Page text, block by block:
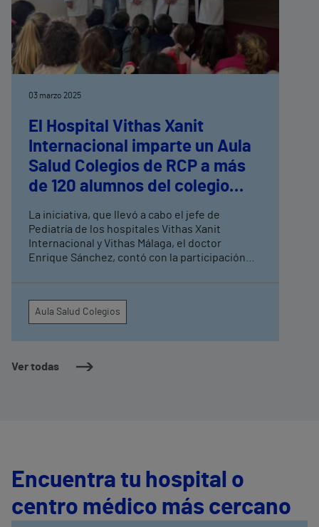
Ver todas
03 marzo 2025
El Hospital Vithas Xanit
Internacional imparte un Aula
Salud Colegios de RCP a más
de 120 alumnos del colegio
Jacaranda
La iniciativa, que llevó a cabo el jefe de
Pediatría de los hospitales Vithas Xanit
Internacional y Vithas Málaga, el doctor
Enrique Sánchez, contó con la participación
sirvió para mostrar maniobras básicas a modo
de juego Vithas Aula Salud Colegios es un
hábitos de vida saludables entre niños y
Aula Salud Colegios
Encuentra tu hospital o
centro médico más cercano